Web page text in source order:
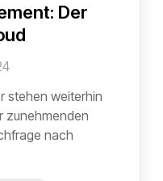
Der
stehen weiterhin
zunehmenden
nach